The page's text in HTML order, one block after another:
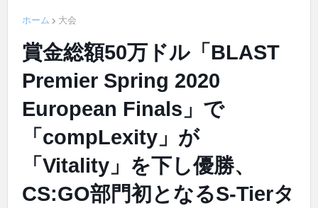
ホーム 大会
賞金総額50万ドル「BLAST
Premier Spring 2020
European Finals」で
「compLexity」が
「Vitality」を下し優勝、
CS:GO部門初となるS-Tierタ